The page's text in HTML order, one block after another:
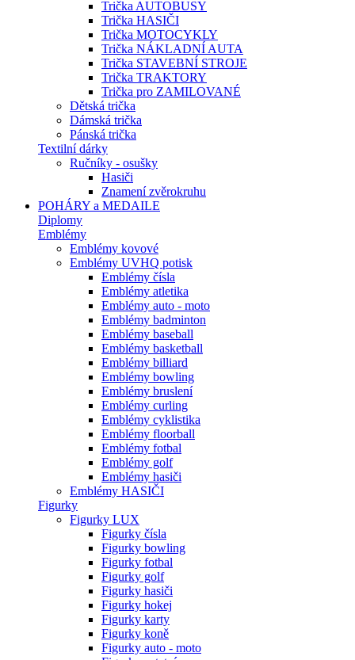
Trička AUTOBUSY
Trička HASIČI
Trička MOTOCYKLY
Trička NÁKLADNÍ AUTA
Trička STAVEBNÍ STROJE
Trička TRAKTORY
Trička pro ZAMILOVANÉ
Dětská trička
Dámská trička
Pánská trička
Textilní dárky
Ručníky - osušky
Hasiči
Znamení zvěrokruhu
POHÁRY a MEDAILE
Diplomy
Emblémy
Emblémy kovové
Emblémy UVHQ potisk
Emblémy čísla
Emblémy atletika
Emblémy auto - moto
Emblémy badminton
Emblémy baseball
Emblémy basketball
Emblémy billiard
Emblémy bowling
Emblémy bruslení
Emblémy curling
Emblémy cyklistika
Emblémy floorball
Emblémy fotbal
Emblémy golf
Emblémy hasiči
Emblémy HASIČI
Figurky
Figurky LUX
Figurky čísla
Figurky bowling
Figurky fotbal
Figurky golf
Figurky hasiči
Figurky hokej
Figurky karty
Figurky koně
Figurky auto - moto